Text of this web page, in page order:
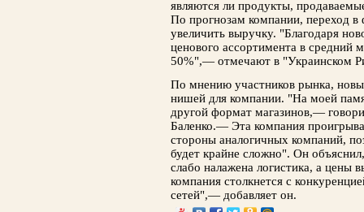
являются ли продукты,
По прогнозам компании, переход
увеличить выручку. "Благодаря
ценового ассортимента в
50%",— отмечают в "Украинском
По мнению участников рынка,
нишей для компании. "На моей
другой формат магазинов,—
Баленко.— Эта компания
стороны аналогичных компаний,
будет крайне сложно". Он
слабо налажена логистика, а цены
компания столкнется с
сетей",— добавляет он.